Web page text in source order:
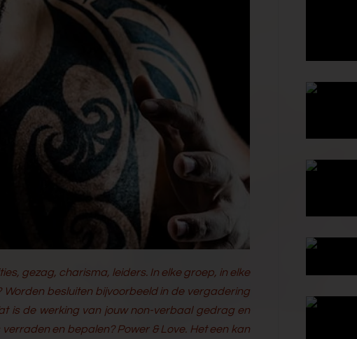
gezag, charisma, leiders. In elke groep, in elke
besluiten bijvoorbeeld in de vergadering
is de werking van jouw non-verbaal gedrag en
en bepalen? Power & Love. Het een kan